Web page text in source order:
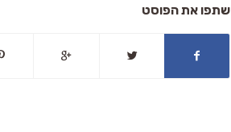
שתפו את הפוסט